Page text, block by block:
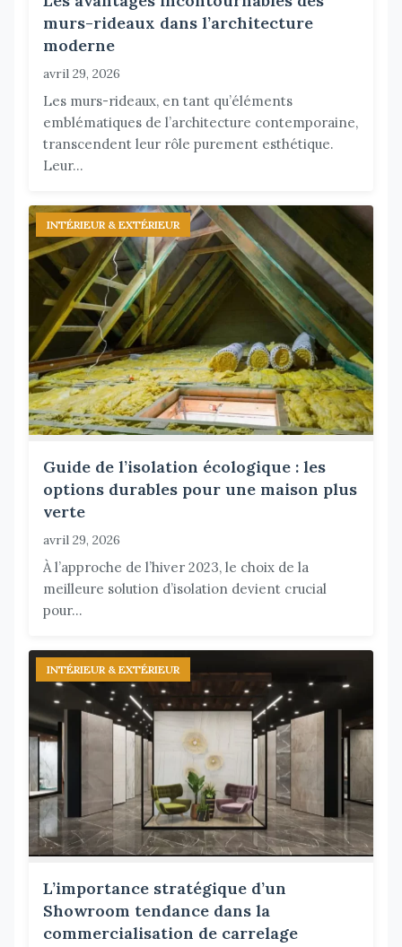
murs-rideaux dans l’architecture
moderne
avril 29, 2026
Les murs-rideaux, en tant qu’éléments
emblématiques de l’architecture contemporaine,
transcendent leur rôle purement esthétique.
Leur...
INTÉRIEUR & EXTÉRIEUR
Guide de l’isolation écologique : les
options durables pour une maison plus
verte
avril 29, 2026
À l’approche de l’hiver 2023, le choix de la
meilleure solution d’isolation devient crucial
pour...
INTÉRIEUR & EXTÉRIEUR
L’importance stratégique d’un
Showroom tendance dans la
commercialisation de carrelage